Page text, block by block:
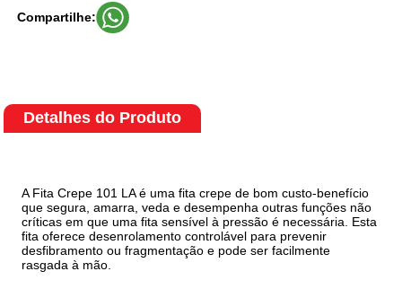
Compartilhe:
Detalhes do Produto
A Fita Crepe 101 LA é uma fita crepe de bom custo-benefício
que segura, amarra, veda e desempenha outras funções não
críticas em que uma fita sensível à pressão é necessária. Esta
fita oferece desenrolamento controlável para prevenir
desfibramento ou fragmentação e pode ser facilmente
rasgada à mão.